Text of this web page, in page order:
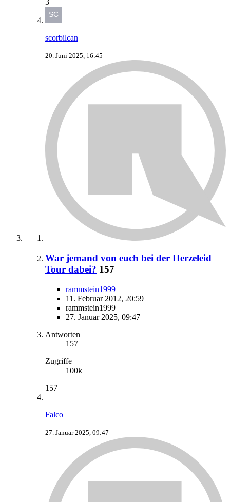
3
scorbilcan
20. Juni 2025, 16:45
War jemand von euch bei der Herzeleid
Tour dabei? 157
rammstein1999
11. Februar 2012, 20:59
rammstein1999
27. Januar 2025, 09:47
Antworten
157
Zugriffe
100k
157
Falco
27. Januar 2025, 09:47